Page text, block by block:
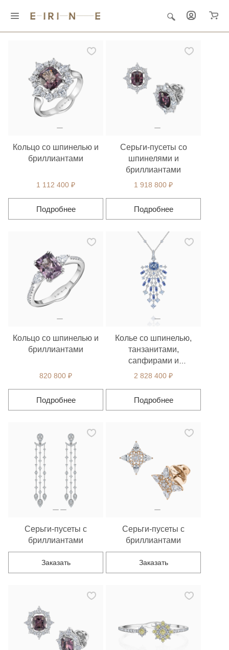
1 112 400 ₽
Кольцо со шпинелью и
бриллиантами
Подробнее
1 918 800 ₽
Серьги-пусеты со
шпинелями и
бриллиантами
Подробнее
820 800 ₽
Кольцо со шпинелью и
бриллиантами
Подробнее
2 828 400 ₽
Колье со шпинелью,
танзанитами,
сапфирами и
бриллиантами
Подробнее
Серьги-пусеты с
бриллиантами
Заказать
Серьги-пусеты с
бриллиантами
Заказать